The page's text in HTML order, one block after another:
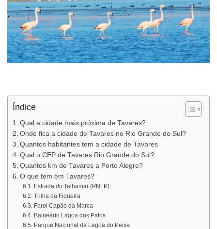
Índice
Qual a cidade mais próxima de Tavares?
Onde fica a cidade de Tavares no Rio Grande do Sul?
Quantos habitantes tem a cidade de Tavares
Qual o CEP de Tavares Rio Grande do Sul?
Quantos km de Tavares a Porto Alegre?
O que tem em Tavares?
Estrada do Talhamar (PNLP)
Trilha da Fiqueira
Farol Capão da Marca
Balneário Lagoa dos Patos
Parque Nacional da Lagoa do Peixe